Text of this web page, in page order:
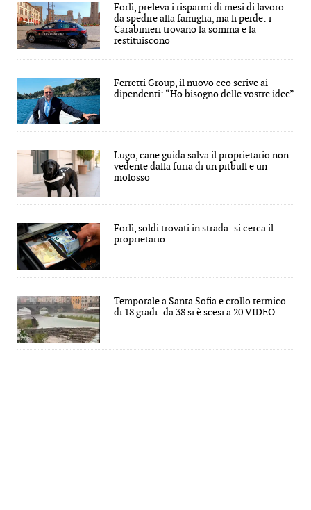
Forlì, preleva i risparmi di mesi di lavoro
da spedire alla famiglia, ma li perde: i
Carabinieri trovano la somma e la
restituiscono
Ferretti Group, il nuovo ceo scrive ai
dipendenti: “Ho bisogno delle vostre idee”
Lugo, cane guida salva il proprietario non
vedente dalla furia di un pitbull e un
molosso
Forlì, soldi trovati in strada: si cerca il
proprietario
Temporale a Santa Sofia e crollo termico
di 18 gradi: da 38 si è scesi a 20 VIDEO